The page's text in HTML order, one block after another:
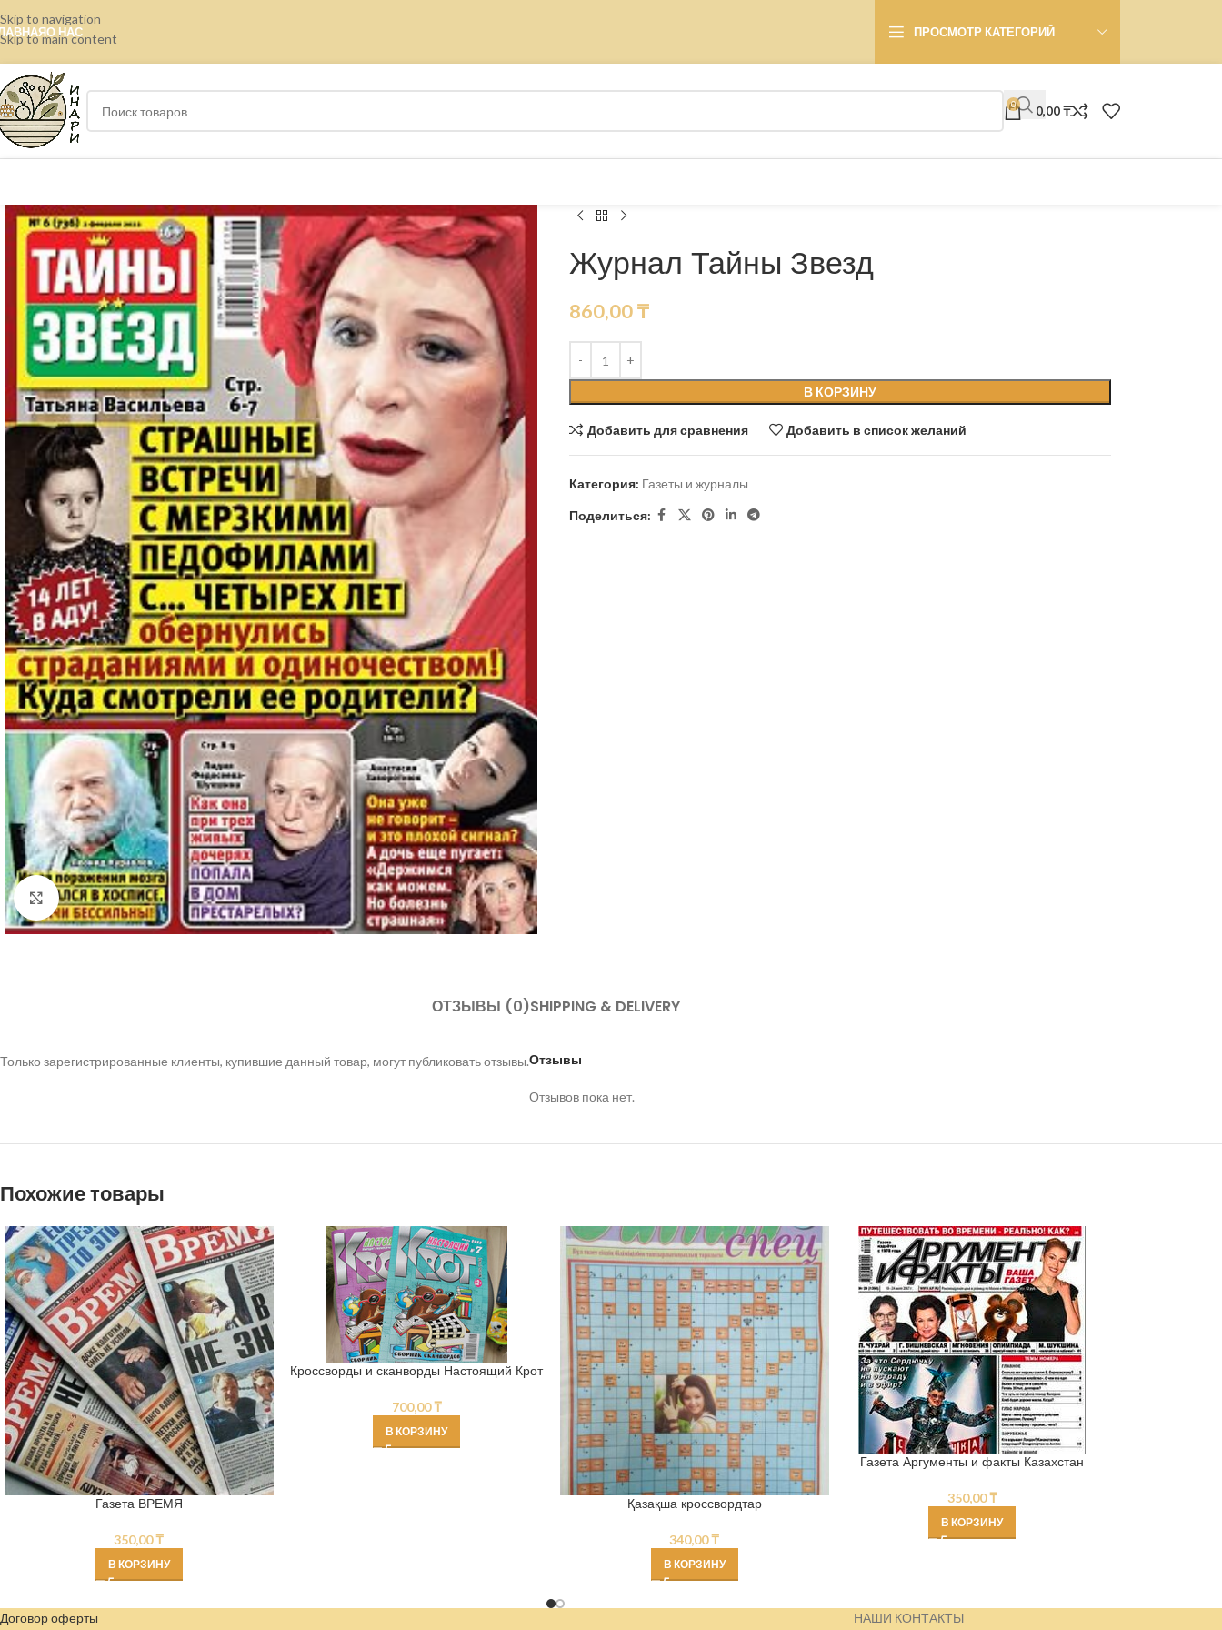
Skip to navigation
Skip to main content
О НАС ПРОСМОТР КАТЕГОРИЙ
0 0,00₸
Нажмите, чтобы увеличить
Журнал Тайны Звезд
860,00₸
В КОРЗИНУ
Добавить для сравнения Добавить в список желаний
Категория: Газеты и журналы
Поделиться:
ОТЗЫВЫ (0)SHIPPING & DELIVERY
Отзывы
Отзывов пока нет.
Только зарегистрированные клиенты, купившие данный товар, могут публиковать отзывы.
Похожие товары
Газета ВРЕМЯ
350,00₸
В КОРЗИНУ
Кроссворды и сканворды Настоящий Крот
700,00₸
В КОРЗИНУ
Қазақша кроссвордтар
340,00₸
В КОРЗИНУ
Газета Аргументы и факты Казахстан
350,00₸
В КОРЗИНУ
Договор оферты НАШИ КОНТАКТЫ